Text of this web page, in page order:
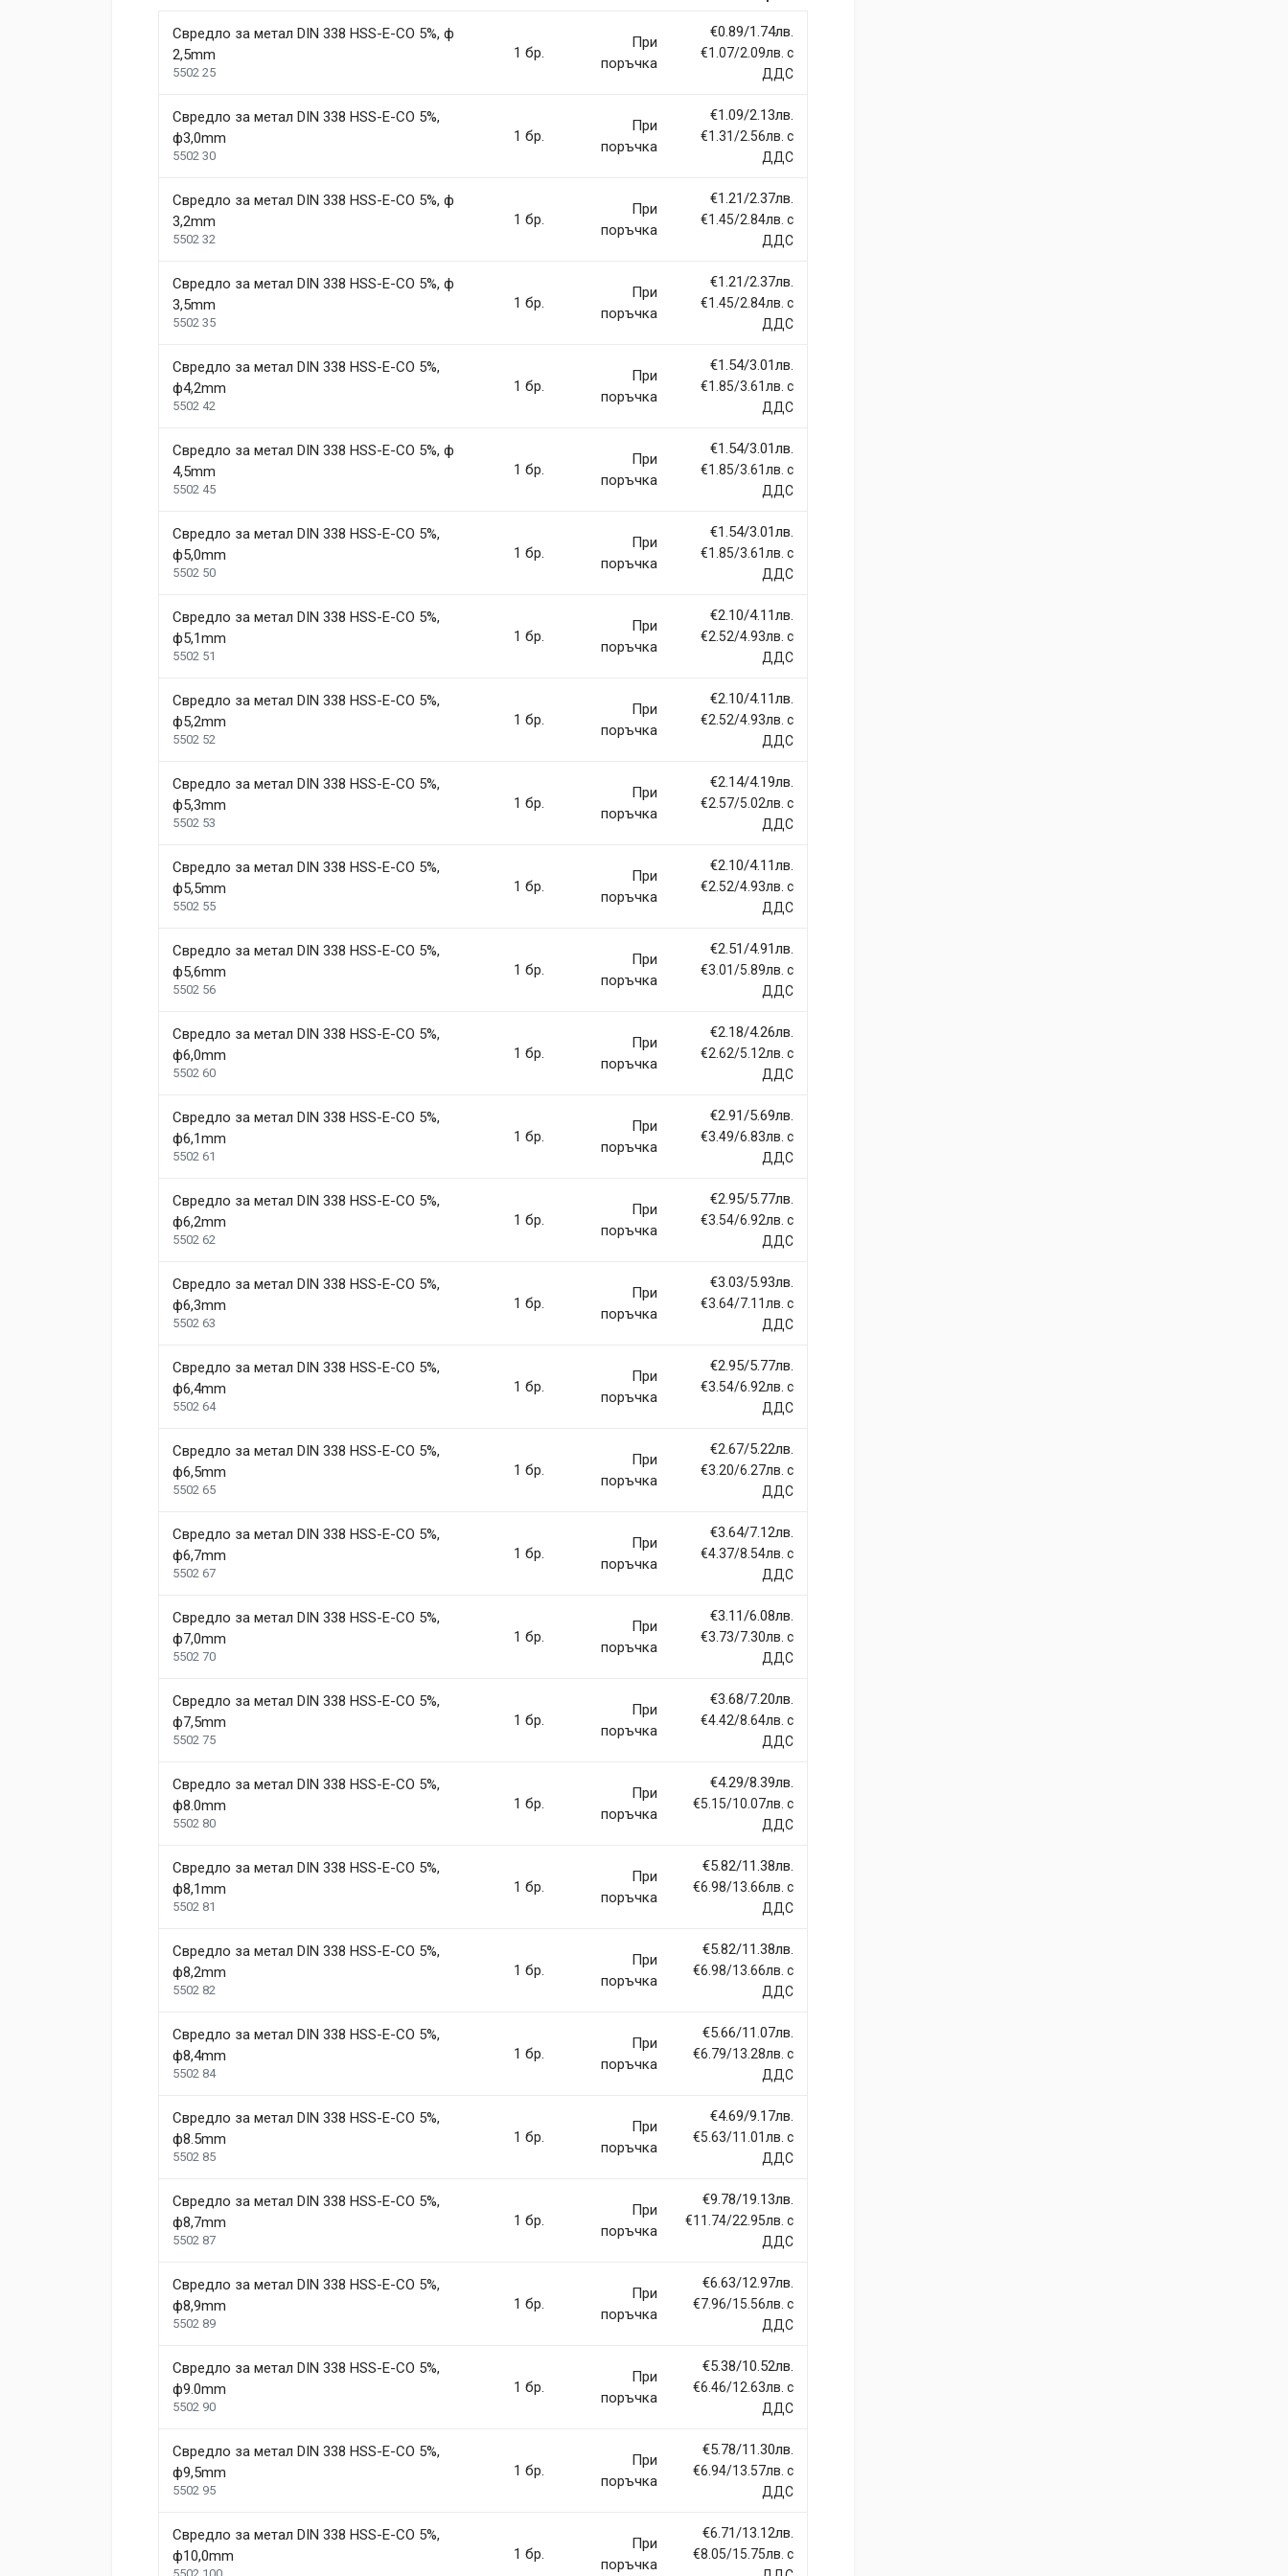
Battery Voltage
Number of Speeds 2
Charge Time
99 mm
208 mm
Aenean non lorem nisl. Duis tempor sollicitudin orci, eget tincidunt ex semper sit amet. Nullam neque justo, sodales
congue feugiat ac, facilisis a augue. Donec tempor sapien et fringilla facilisis. Nam maximus consectetur diam. Nulla
Helena Garcia
Duis ac lectus scelerisque quam blandit egestas. Pellentesque hendrerit eros laoreet suscipit ultrices.
Review Stars Email Address
Your Review
Post Your Review
Свредло за метал DIN 338 HSS-E-CO 5%, ф
2,5mm
5502 25
1 бр.
При
поръчка
€0.89/1.74лв.
€1.07/2.09лв. с
ДДС
Свредло за метал DIN 338 HSS-E-CO 5%,
ф3,0mm
5502 30
1 бр.
При
поръчка
€1.09/2.13лв.
€1.31/2.56лв. с
ДДС
Свредло за метал DIN 338 HSS-E-CO 5%, ф
3,2mm
5502 32
1 бр.
При
поръчка
€1.21/2.37лв.
€1.45/2.84лв. с
ДДС
Свредло за метал DIN 338 HSS-E-CO 5%, ф
3,5mm
5502 35
1 бр.
При
поръчка
€1.21/2.37лв.
€1.45/2.84лв. с
ДДС
Свредло за метал DIN 338 HSS-E-CO 5%,
ф4,2mm
5502 42
1 бр.
При
поръчка
€1.54/3.01лв.
€1.85/3.61лв. с
ДДС
Свредло за метал DIN 338 HSS-E-CO 5%, ф
4,5mm
5502 45
1 бр.
При
поръчка
€1.54/3.01лв.
€1.85/3.61лв. с
ДДС
Свредло за метал DIN 338 HSS-E-CO 5%,
ф5,0mm
5502 50
1 бр.
При
поръчка
€1.54/3.01лв.
€1.85/3.61лв. с
ДДС
Свредло за метал DIN 338 HSS-E-CO 5%,
ф5,1mm
5502 51
1 бр.
При
поръчка
€2.10/4.11лв.
€2.52/4.93лв. с
ДДС
Свредло за метал DIN 338 HSS-E-CO 5%,
ф5,2mm
5502 52
1 бр.
При
поръчка
€2.10/4.11лв.
€2.52/4.93лв. с
ДДС
Свредло за метал DIN 338 HSS-E-CO 5%,
ф5,3mm
5502 53
1 бр.
При
поръчка
€2.14/4.19лв.
€2.57/5.02лв. с
ДДС
Свредло за метал DIN 338 HSS-E-CO 5%,
ф5,5mm
5502 55
1 бр.
При
поръчка
€2.10/4.11лв.
€2.52/4.93лв. с
ДДС
Свредло за метал DIN 338 HSS-E-CO 5%,
ф5,6mm
5502 56
1 бр.
При
поръчка
€2.51/4.91лв.
€3.01/5.89лв. с
ДДС
Свредло за метал DIN 338 HSS-E-CO 5%,
ф6,0mm
5502 60
1 бр.
При
поръчка
€2.18/4.26лв.
€2.62/5.12лв. с
ДДС
Свредло за метал DIN 338 HSS-E-CO 5%,
ф6,1mm
5502 61
1 бр.
При
поръчка
€2.91/5.69лв.
€3.49/6.83лв. с
ДДС
Свредло за метал DIN 338 HSS-E-CO 5%,
ф6,2mm
5502 62
1 бр.
При
поръчка
€2.95/5.77лв.
€3.54/6.92лв. с
ДДС
Свредло за метал DIN 338 HSS-E-CO 5%,
ф6,3mm
5502 63
1 бр.
При
поръчка
€3.03/5.93лв.
€3.64/7.11лв. с
ДДС
Свредло за метал DIN 338 HSS-E-CO 5%,
ф6,4mm
5502 64
1 бр.
При
поръчка
€2.95/5.77лв.
€3.54/6.92лв. с
ДДС
Свредло за метал DIN 338 HSS-E-CO 5%,
ф6,5mm
5502 65
1 бр.
При
поръчка
€2.67/5.22лв.
€3.20/6.27лв. с
ДДС
Свредло за метал DIN 338 HSS-E-CO 5%,
ф6,7mm
5502 67
1 бр.
При
поръчка
€3.64/7.12лв.
€4.37/8.54лв. с
ДДС
Свредло за метал DIN 338 HSS-E-CO 5%,
ф7,0mm
5502 70
1 бр.
При
поръчка
€3.11/6.08лв.
€3.73/7.30лв. с
ДДС
Свредло за метал DIN 338 HSS-E-CO 5%,
ф7,5mm
5502 75
1 бр.
При
поръчка
€3.68/7.20лв.
€4.42/8.64лв. с
ДДС
Свредло за метал DIN 338 HSS-E-CO 5%,
ф8.0mm
5502 80
1 бр.
При
поръчка
€4.29/8.39лв.
€5.15/10.07лв. с
ДДС
Свредло за метал DIN 338 HSS-E-CO 5%,
ф8,1mm
5502 81
1 бр.
При
поръчка
€5.82/11.38лв.
€6.98/13.66лв. с
ДДС
Свредло за метал DIN 338 HSS-E-CO 5%,
ф8,2mm
5502 82
1 бр.
При
поръчка
€5.82/11.38лв.
€6.98/13.66лв. с
ДДС
Свредло за метал DIN 338 HSS-E-CO 5%,
ф8,4mm
5502 84
1 бр.
При
поръчка
€5.66/11.07лв.
€6.79/13.28лв. с
ДДС
Свредло за метал DIN 338 HSS-E-CO 5%,
ф8.5mm
5502 85
1 бр.
При
поръчка
€4.69/9.17лв.
€5.63/11.01лв. с
ДДС
Свредло за метал DIN 338 HSS-E-CO 5%,
ф8,7mm
5502 87
1 бр.
При
поръчка
€9.78/19.13лв.
€11.74/22.95лв. с
ДДС
Свредло за метал DIN 338 HSS-E-CO 5%,
ф8,9mm
5502 89
1 бр.
При
поръчка
€6.63/12.97лв.
€7.96/15.56лв. с
ДДС
Свредло за метал DIN 338 HSS-E-CO 5%,
ф9.0mm
5502 90
1 бр.
При
поръчка
€5.38/10.52лв.
€6.46/12.63лв. с
ДДС
Свредло за метал DIN 338 HSS-E-CO 5%,
ф9,5mm
5502 95
1 бр.
При
поръчка
€5.78/11.30лв.
€6.94/13.57лв. с
ДДС
Свредло за метал DIN 338 HSS-E-CO 5%,
ф10,0mm
1 бр.
При
поръчка
€6.71/13.12лв.
€8.05/15.75лв. с